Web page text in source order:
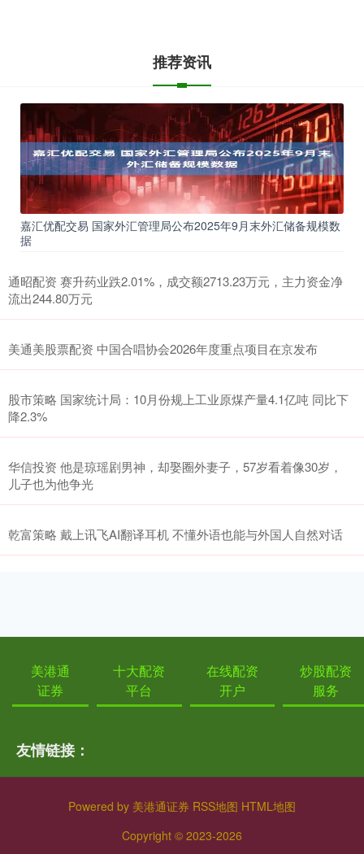
推荐资讯
嘉汇优配交易 国家外汇管理局公布2025年9月末外汇储备规模数
据
通昭配资 赛升药业跌2.01%，成交额2713.23万元，主力资金净
流出244.80万元
美通美股票配资 中国合唱协会2026年度重点项目在京发布
股市策略 国家统计局：10月份规上工业原煤产量4.1亿吨 同比下
降2.3%
华信投资 他是琼瑶剧男神，却娶圈外妻子，57岁看着像30岁，
儿子也为他争光
乾富策略 戴上讯飞AI翻译耳机 不懂外语也能与外国人自然对话
美港通
证券
十大配资
平台
在线配资
开户
炒股配资
服务
友情链接：
Powered by 美港通证券 RSS地图 HTML地图
Copyright © 2023-2026